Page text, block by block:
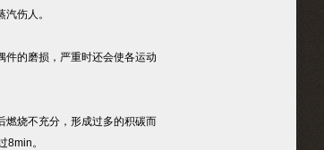
伤人。
的磨损，严重时还会使各运动
烧不充分，形成过多的积碳而
8min。